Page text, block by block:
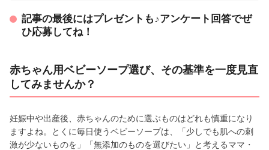
記事の最後にはプレゼントも♪アンケート回答でぜ
ひ応募してね！
赤ちゃん用ベビーソープ選び、その基準を一度見直
してみませんか？
妊娠中や出産後、赤ちゃんのために選ぶものはどれも慎重になり
ますよね。とくに毎日使うベビーソープは、「少しでも肌への刺
激が少ないものを」「無添加のものを選びたい」と考えるママ・